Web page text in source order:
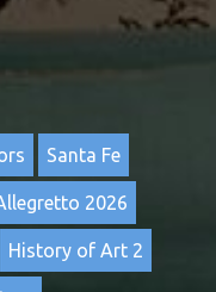
Santa Fe
2026
History of Art 2